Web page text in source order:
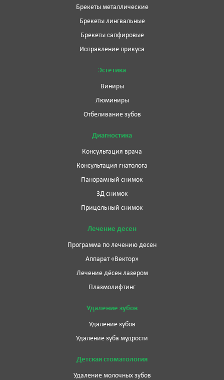
Брекеты металлические
Брекеты лингвальные
Брекеты сапфировые
Исправление прикуса
Эстетика
Виниры
Люминиры
Отбеливание зубов
Диагностика
Консультация врача
Консультация гнатолога
Панорамный снимок
3Д снимок
Прицельный снимок
Лечение десен
Программа по лечению десен
Аппарат «Вектор»
Лечение дёсен лазером
Плазмолифтинг
Удаление зубов
Удаление зубов
Удаление зуба мудрости
Детская стоматология
Удаление молочных зубов